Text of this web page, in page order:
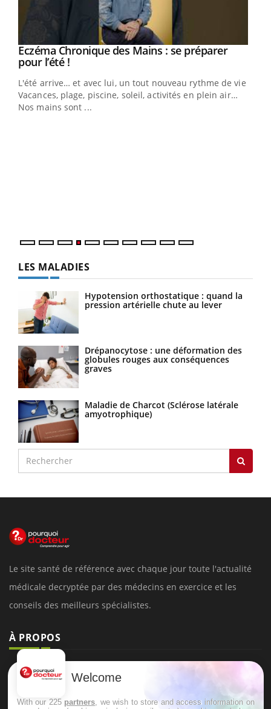
Youtube
Eczéma Chronique des Mains : se préparer
pour l’été !Youtube
L'été arrive… et avec lui, un tout nouveau rythme de vie !
Vacances, plage, piscine, soleil, activités en plein air…
Nos mains sont ...
LES MALADIES
Hypotension orthostatique : quand la
pression artérielle chute au lever
Drépanocytose : une déformation des
globules rouges aux conséquences
graves
Maladie de Charcot (Sclérose latérale
amyotrophique)
Le site santé de référence avec chaque jour toute l'actualité
médicale decryptée par des médecins en exercice et les
conseils des meilleurs spécialistes.
À PROPOS
Données personnelles et cookies
Welcome
With our 225 partners , we wish to store and access information on